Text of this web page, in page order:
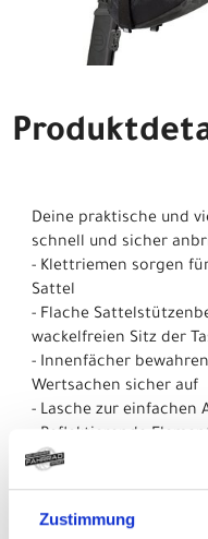
Zustimmung
Deine praktische und
schnell und sicher
- Klettriemen sorgen
Sattel
- Flache
wackelfreien Sitz der
- Innenfächer
Wertsachen sicher auf
- Lasche zur einfachen
- Reflektierende
sorgen jederzeit für